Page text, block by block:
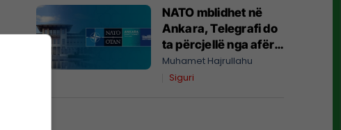
NATO mblidhet në
Ankara, Telegrafi do
ta përcjellë nga afër
samitin ku pritet të
vendosen prioritetet
Muhamet Hajrullahu
Siguri